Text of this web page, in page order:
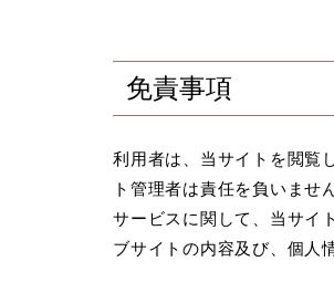
免責事項
利用者は、当サイトを閲覧
ト管理者は責任を負いませ
サービスに関して、当サイ
ブサイトの内容及び、個人